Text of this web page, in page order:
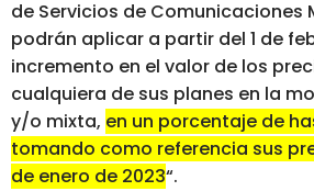
de Servicios de Comunicaciones
podrán aplicar a partir del 1 de
incremento en el valor de los
cualquiera de sus planes en la
y/o mixta, en un porcentaje de
tomando como referencia sus
de enero de 2023“.